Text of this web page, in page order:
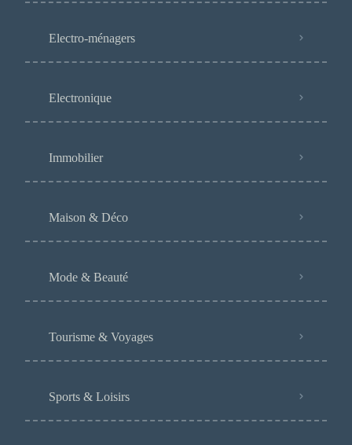
Electro-ménagers
Electronique
Immobilier
Maison & Déco
Mode & Beauté
Tourisme & Voyages
Sports & Loisirs